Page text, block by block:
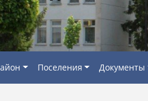
Поселения Документы